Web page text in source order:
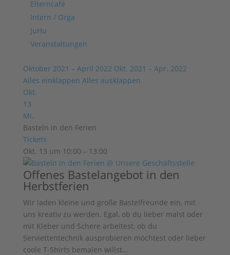
Elterncafé
Intern / Orga
JuHu
Veranstaltungen
Oktober 2021 – April 2022 Okt. 2021 – Apr. 2022
Alles einklappen Alles ausklappen
Okt.
13
Mi.
Basteln in den Ferien
Tickets
Okt. 13 um 10:00 – 13:00
Offenes Bastelangebot in den
Herbstferien
Wir laden kleine und große Bastelfreunde ein, mit
uns kreativ zu werden. Egal, ob du lieber malst oder
mit Kleber und Schere arbeitest, ob du
Serviettentechnik ausprobieren möchtest oder lieber
coole T-Shirts bemalen willst…